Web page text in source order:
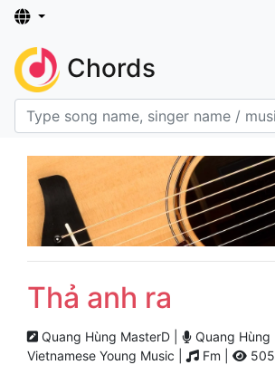
Chords
Thả anh ra
Quang Hùng MasterD |
Quang Hùng
Vietnamese Young Music |
Fm | 505